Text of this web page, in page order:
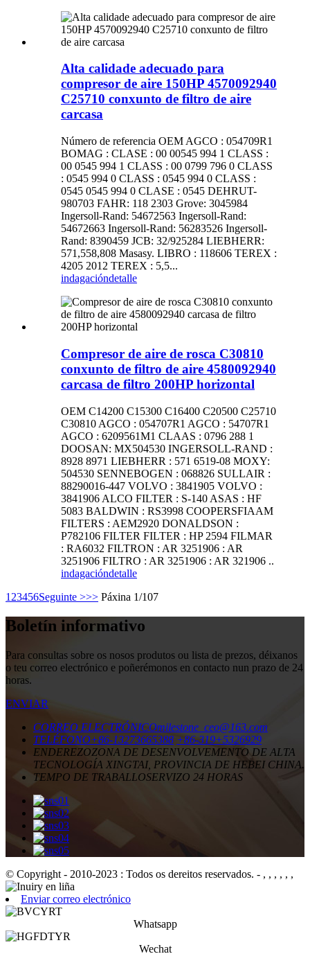
Alta calidade adecuado para
compresor de aire 150HP 4570092940
C25710 conxunto de filtro de aire
carcasa
Número de referencia OEM AGCO : 054709R1
BOMAG : CLASE : 00 00545 994 1 CLASS :
00 0545 994 1 CLASS : 00 0799 796 0 CLASS
: 0545 994 0 CLASS : 0545 994 0 CLASS :
0545 0545 994 0 CLASE : 0545 DEHRUT-
980703 FAHR: 118 2303 Grove: 3045984
Ingersoll-Rand: 54672563 Ingersoll-Rand:
54672663 Ingersoll-Rand: 56283526 Ingersoll-
Rand: 8390459 JCB: 32/925284 LIEBHERR:
571,558,808 Masasy. LIBRO : 118606 TEREX :
4205 2012 TEREX : 5,5...
indagacióndetalle
Compresor de aire de rosca C30810
conxunto de filtro de aire 4580092940
carcasa de filtro 200HP horizontal
OEM C14200 C15300 C16400 C20500 C25710
C30810 AGCO : 054707R1 AGCO : 54707R1
AGCO : 6209561M1 CLAAS : 0796 288 1
DOOSAN: MX504530 INGERSOLL-RAND :
8928 8971 LIEBHERR : 571 6519-08 MOXY:
504530 SENNEBOGEN : 068826 SULLAIR :
88290016-447 VOLVO : 3841905 VOLVO :
3841906 ALCO FILTER : S-140 ASAS : HF
5083 BALDWIN : RS3998 COOPERSFIAAM
FILTERS : AEM2920 DONALDSON :
P782106 FILTER FILTER : HP 2594 FILMAR
: RA6032 FILTRON : AR 3251906 : AR
3251906 FILTRO : AR 3251906 : AR 321906 ..
indagacióndetalle
1 23456Seguinte >>> Páxina 1/107
Boletín informativo
Para consultas sobre os nosos produtos ou lista de prezos, déixanos
o teu correo electrónico e poñerémonos en contacto nun prazo de 24
horas.
ENVIAR
CORREO ELECTRÓNICOmilestone_ceo@163.com
TELÉFONO+86-13273665388 +86-319+5326929
ENDEREZOZONA DE DESENVOLVEMENTO DE ALTA
TECNOLOGÍA XINGTAI, PROVINCIA DE HEBEI CHINA.
TEMPO DE TRABALLOSERVIZO 24 HORAS
© Copyright - 2010-2023 : Todos os dereitos reservados. - , , , , , ,
Enviar correo electrónico
Whatsapp
Wechat